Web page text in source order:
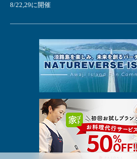
8/22,29に開催